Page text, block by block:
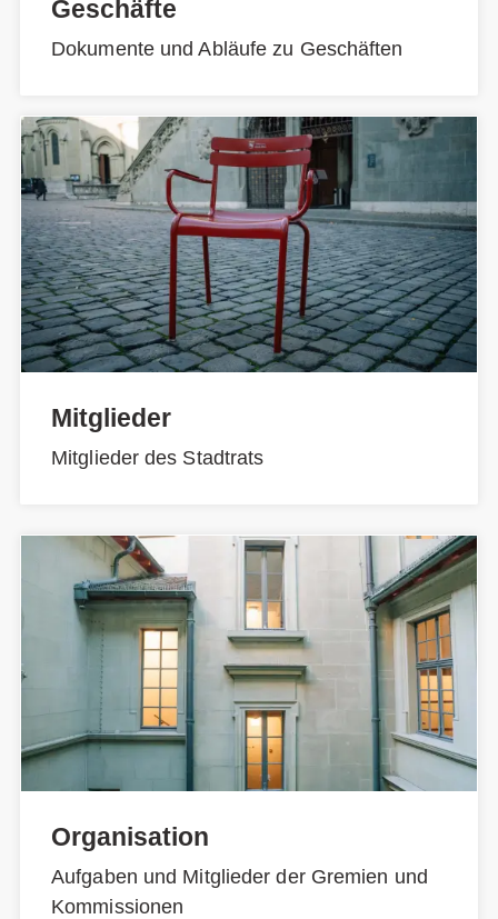
Geschäfte
Dokumente und Abläufe zu Geschäften
Mitglieder
Mitglieder des Stadtrats
Organisation
Aufgaben und Mitglieder der Gremien und
Kommissionen